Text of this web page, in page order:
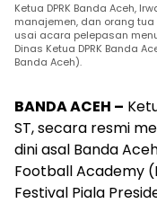
Ketua DPRK Banda Aceh,
manajemen, dan orang tua
usai acara pelepasan
Dinas Ketua DPRK Banda
Banda Aceh).
BANDA ACEH –
ST, secara resmi
dini asal Banda
Football Academy
Festival Piala